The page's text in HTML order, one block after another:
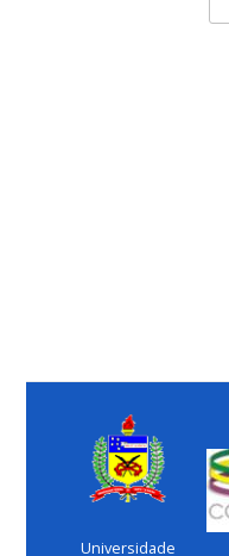
Universidade